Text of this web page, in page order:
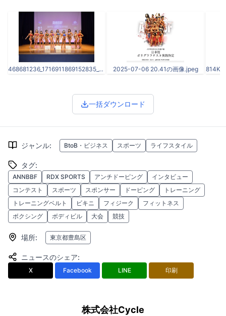
468681236_1716911869152835_1682717993010208823_n.jpg 2025-07-06 20.41の画像.jpeg
一括ダウンロード
ジャンル: BtoB・ビジネス スポーツ ライフスタイル
タグ:
ANNBBF RDX SPORTS アンチドーピング
インタビュー
コンテスト
スポーツ スポンサー ドーピング
トレーニング
トレーニングベルト
ビキニ フィジーク
フィットネス
ボクシング
ボディビル 大会 競技
場所: 東京都豊島区
ニュースのシェア:
X Facebook LINE 印刷
株式会社Cycle